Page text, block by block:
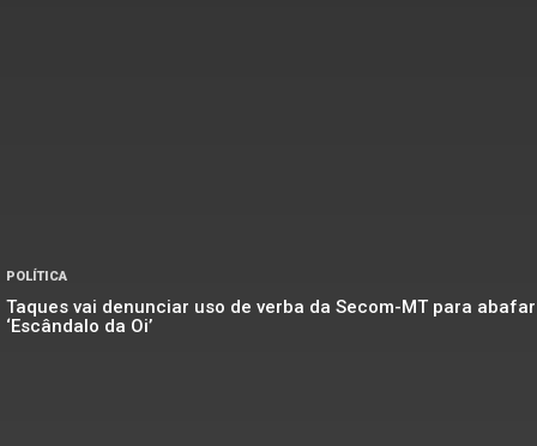
POLÍTICA
Taques vai denunciar uso de verba da Secom-MT para abafar
‘Escândalo da Oi’